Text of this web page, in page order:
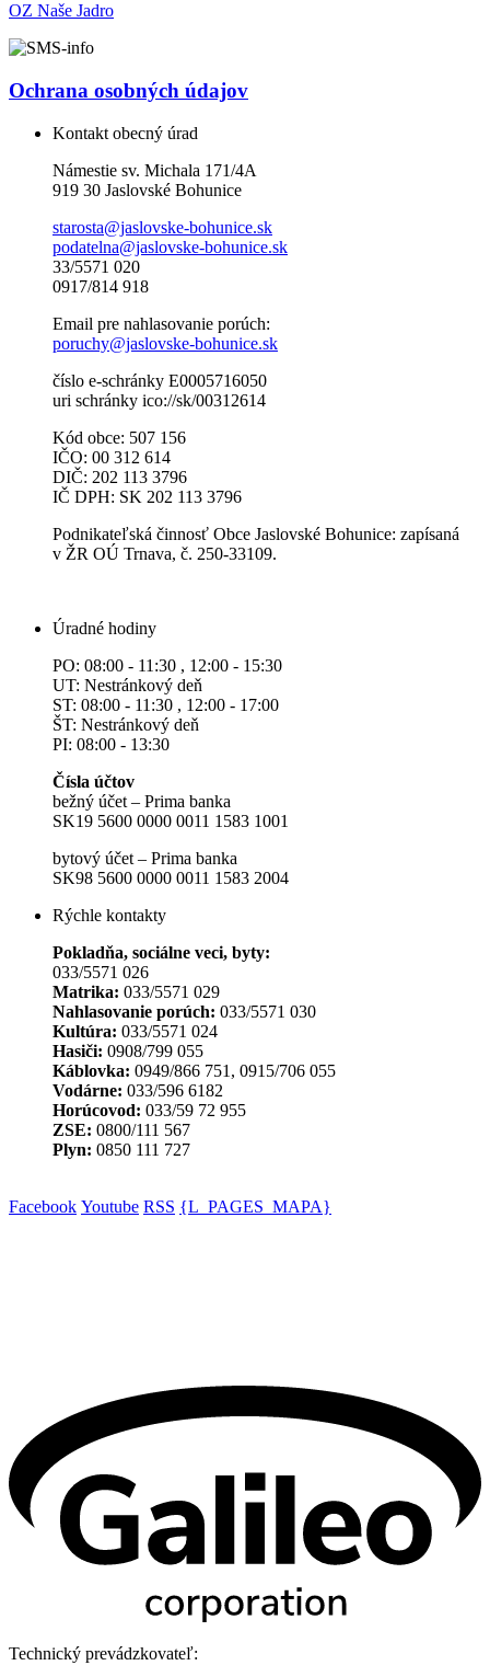
OZ Naše Jadro
Ochrana osobných údajov
Kontakt obecný úrad
Námestie sv. Michala 171/4A
919 30 Jaslovské Bohunice
starosta@jaslovske-bohunice.sk
podatelna@jaslovske-bohunice.sk
33/5571 020
0917/814 918
Email pre nahlasovanie porúch:
poruchy@jaslovske-bohunice.sk
číslo e-schránky E0005716050
uri schránky ico://sk/00312614
Kód obce: 507 156
IČO: 00 312 614
DIČ: 202 113 3796
IČ DPH: SK 202 113 3796
Podnikateľská činnosť Obce Jaslovské Bohunice: zapísaná
v ŽR OÚ Trnava, č. 250-33109.
Úradné hodiny
PO: 08:00 - 11:30 , 12:00 - 15:30
UT: Nestránkový deň
ST: 08:00 - 11:30 , 12:00 - 17:00
ŠT: Nestránkový deň
PI: 08:00 - 13:30
Čísla účtov
bežný účet – Prima banka
SK19 5600 0000 0011 1583 1001
bytový účet – Prima banka
SK98 5600 0000 0011 1583 2004
Rýchle kontakty
Pokladňa, sociálne veci, byty:
033/5571 026
Matrika: 033/5571 029
Nahlasovanie porúch: 033/5571 030
Kultúra: 033/5571 024
Hasiči: 0908/799 055
Káblovka: 0949/866 751, 0915/706 055
Vodárne: 033/596 6182
Horúcovod: 033/59 72 955
ZSE: 0800/111 567
Plyn: 0850 111 727
Facebook Youtube RSS {L_PAGES_MAPA}
Technický prevádzkovateľ: